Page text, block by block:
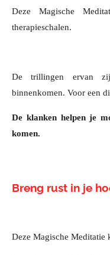
Deze Magische
therapieschalen.
De trillingen ervan
binnenkomen. Voor een
De klanken helpen je
komen.
Breng rust in je
Deze Magische